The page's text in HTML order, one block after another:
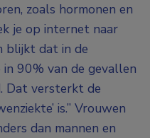
zoals hormonen en
je op internet naar
blijkt dat in de
90% van de gevallen
Dat versterkt de
is.” Vrouwen
dan mannen en